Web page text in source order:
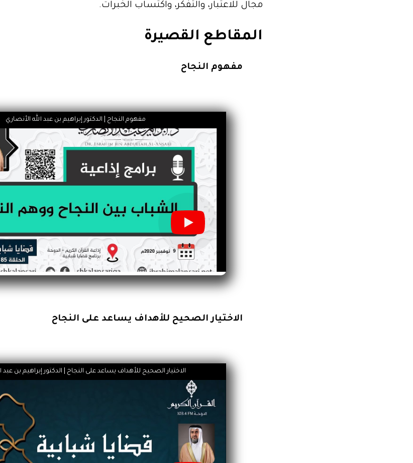
مجال للاعتبار، والتفكر، واكتساب الخبرات.
المقاطع القصيرة
مفهوم النجاح
مفهوم النجاح | الدكتور إبراهيم بن عبد الله الأنصاري
الاختيار الصحيح للأهداف يساعد على النجاح
الاختيار الصحيح للأهداف يساعد على النجاح | الدكتور إبراهيم بن عبد